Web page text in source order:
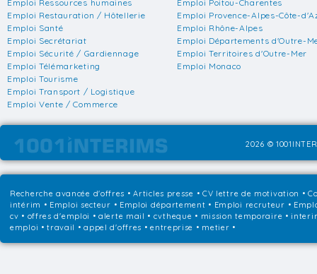
Emploi Ressources humaines
Emploi Restauration / Hôtellerie
Emploi Santé
Emploi Secrétariat
Emploi Sécurité / Gardiennage
Emploi Télémarketing
Emploi Tourisme
Emploi Transport / Logistique
Emploi Vente / Commerce
Emploi Poitou-Charentes
Emploi Provence-Alpes-Côte-
Emploi Rhône-Alpes
Emploi Départements d'Outre-
Emploi Territoires d'Outre-Mer
Emploi Monaco
2026 ©
Recherche avancée d'offres •Articles presse • CV lettre de motivation •
intérim • Emploi secteur • Emploi département • Emploi recruteur •
cv • offres d'emploi • alerte mail • cvtheque • mission temporaire •
emploi • travail • appel d'offres • entreprise • metier •